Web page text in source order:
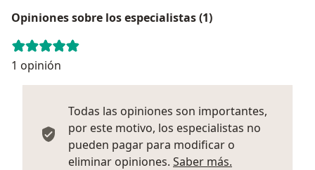
Opiniones sobre los especialistas (1)
1 opinión
Todas las opiniones son importantes,
por este motivo, los especialistas no
pueden pagar para modificar o
eliminar opiniones. Saber más.